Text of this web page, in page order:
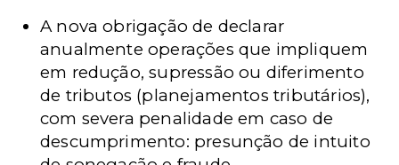
A nova obrigação de declarar
anualmente operações que impliquem
em redução, supressão ou diferimento
de tributos (planejamentos tributários),
com severa penalidade em caso de
descumprimento: presunção de intuito